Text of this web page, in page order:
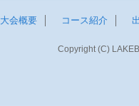
大会概要 コース紹介
Copyright (C)